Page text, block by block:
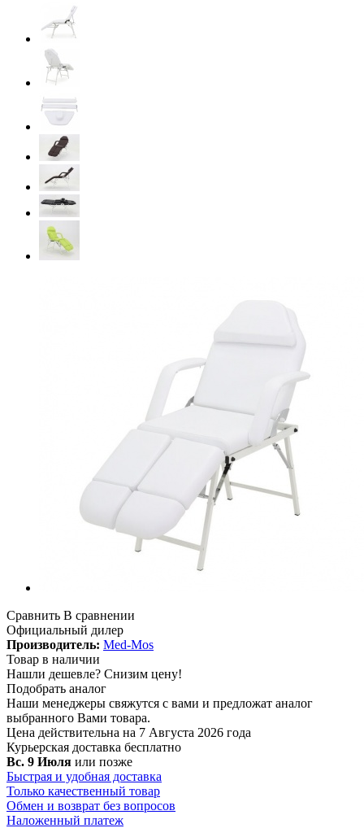
Сравнить В сравнении
Официальный дилер
Производитель: Med-Mos
Товар в наличии
Нашли дешевле? Снизим цену!
Подобрать аналог
Наши менеджеры свяжутся с вами и предложат аналог
выбранного Вами товара.
Цена действительна на 7 Августа 2026 года
Курьерская доставка бесплатно
Вс. 9 Июля или позже
Быстрая и удобная доставка
Только качественный товар
Обмен и возврат без вопросов
Наложенный платеж